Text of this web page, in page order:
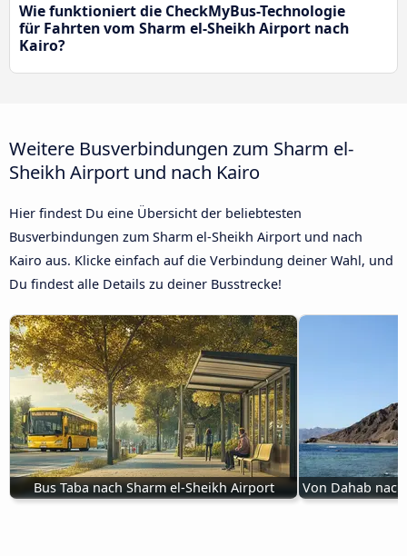
Wie funktioniert die CheckMyBus-Technologie
für Fahrten vom Sharm el-Sheikh Airport nach
Kairo?
Weitere Busverbindungen zum Sharm el-
Sheikh Airport und nach Kairo
Hier findest Du eine Übersicht der beliebtesten
Busverbindungen zum Sharm el-Sheikh Airport und nach
Kairo aus. Klicke einfach auf die Verbindung deiner Wahl, und
Du findest alle Details zu deiner Busstrecke!
Bus Taba nach Sharm el-Sheikh Airport Von Dahab